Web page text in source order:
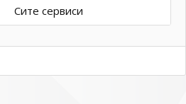
Сите сервиси